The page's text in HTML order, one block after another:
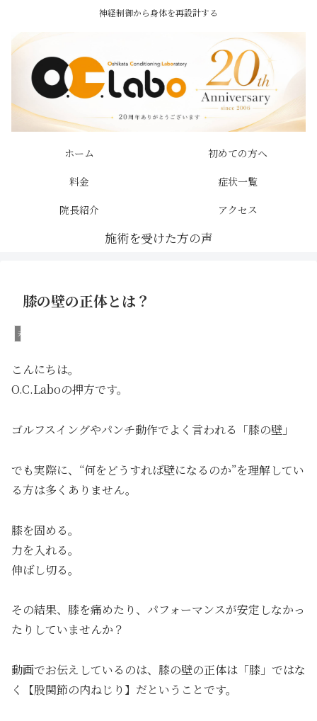
神経制御から身体を再設計する
ホーム
初めての方へ
料金
症状一覧
院長紹介
アクセス
膝の壁の正体とは？
未分類
こんにちは。
O.C.Laboの押方です。
ゴルフスイングやパンチ動作でよく言われる「膝の壁」
でも実際に、“何をどうすれば壁になるのか”を理解してい
る方は多くありません。
膝を固める。
力を入れる。
伸ばし切る。
その結果、膝を痛めたり、パフォーマンスが安定しなかっ
たりしていませんか？
動画でお伝えしているのは、膝の壁の正体は「膝」ではな
く【股関節の内ねじり】だということです。